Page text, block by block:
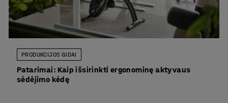
PRODUKCIJOS GIDAI
Patarimai: Kaip išsirinkti ergonominę aktyvaus
sėdėjimo kėdę